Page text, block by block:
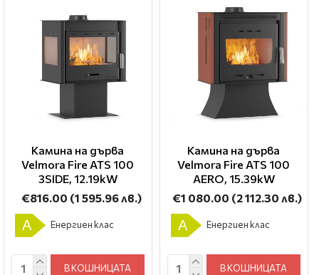
Камина на дърва
Velmora Fire ATS 100
3SIDE, 12.19kW
€816.00 (1 595.96 лв.)
A Енергиен клас
В КОШНИЦАТА
Камина на дърва
Velmora Fire ATS 100
AERO, 15.39kW
€1 080.00 (2 112.30 лв.)
A Енергиен клас
В КОШНИЦАТА